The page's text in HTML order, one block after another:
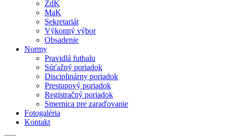
ZdK
MaK
Sekretariát
Výkonný výbor
Obsadenie
Normy
Pravidlá futbalu
Súťažný poriadok
Disciplinárny poriadok
Prestupový poriadok
Registračný poriadok
Smernica pre zaraďovanie
Fotogaléria
Kontakt